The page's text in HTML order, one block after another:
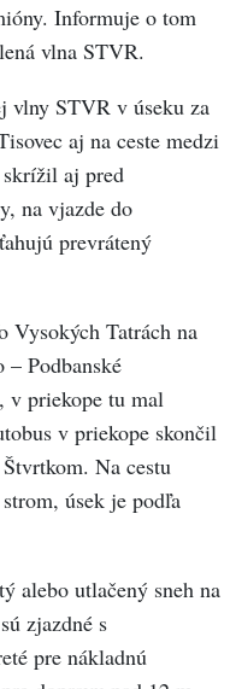
Informuje o tom
vlna STVR.
vlny STVR v úseku za
aj na ceste medzi
aj pred
na vjazde do
prevrátený
Vysokých Tatrách na
– Podbanské
v priekope tu mal
v priekope skončil
Na cestu
úsek je podľa
alebo utlačený sneh na
zjazdné s
pre nákladnú